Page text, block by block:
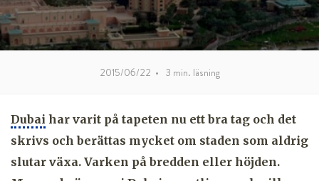
2015/06/22 • 3 min. läsning
Dubai har varit på tapeten nu ett bra tag och det
skrivs och berättas mycket om staden som aldrig
slutar växa. Varken på bredden eller höjden.